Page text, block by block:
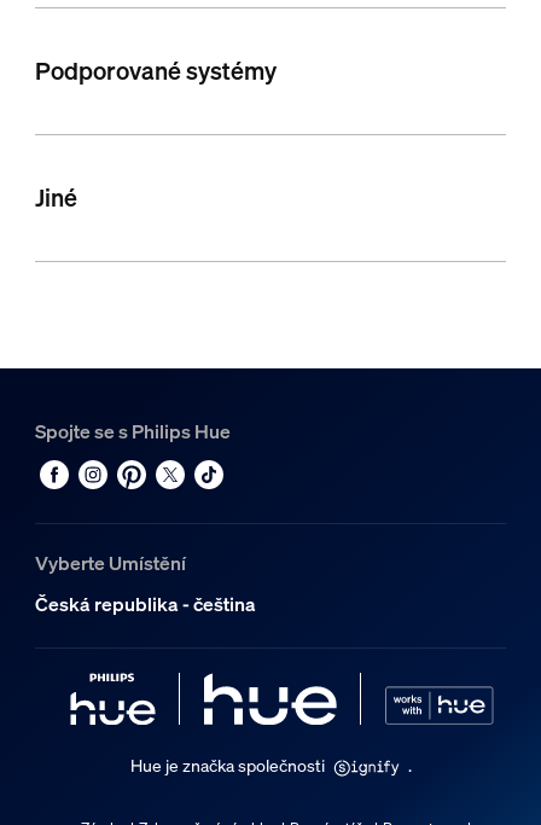
Podporované systémy
Jiné
Spojte se s Philips Hue
Vyberte Umístění
Česká republika - čeština
Hue je značka společnosti .